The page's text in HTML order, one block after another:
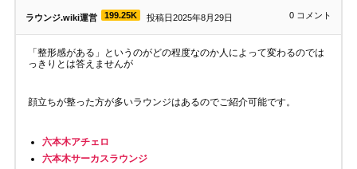
ラウンジ.wiki運営 199.25K 投稿日2025年8月29日 0 コメント
「整形感がある」というのがどの程度なのか人によって変わるのでは
っきりとは答えませんが
顔立ちが整った方が多いラウンジはあるのでご紹介可能です。
六本木アチェロ
六本木サーカスラウンジ